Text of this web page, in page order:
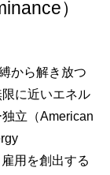
）
から解き放つ
に近いエネル
立（American
用を創出する